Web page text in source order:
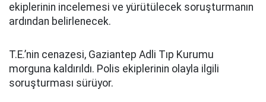
ekiplerinin incelemesi ve yürütülecek soruşturmanın
ardından belirlenecek.
T.E.’nin cenazesi, Gaziantep Adli Tıp Kurumu
morguna kaldırıldı. Polis ekiplerinin olayla ilgili
soruşturması sürüyor.